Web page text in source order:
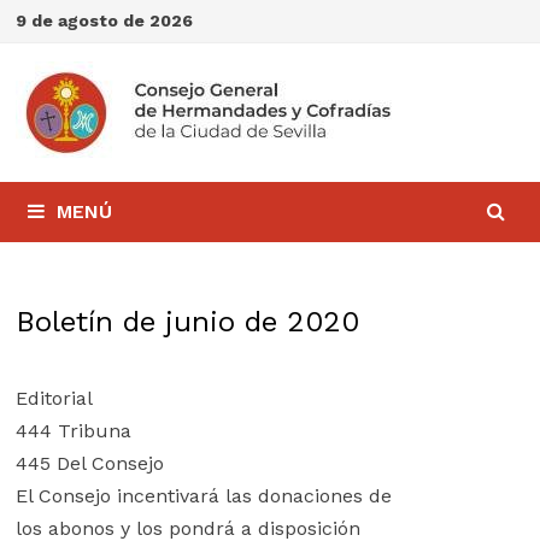
Saltar
contenido
9 de agosto de 2026
MENÚ
Boletín de junio de 2020
Editorial
444 Tribuna
445 Del Consejo
El Consejo incentivará las donaciones de
los abonos y los pondrá a disposición